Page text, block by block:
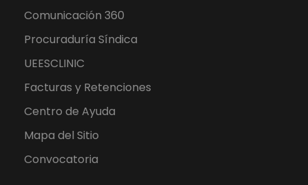
Comunicación 360
Procuraduría Síndica
UEESCLINIC
Facturas y Retenciones
Centro de Ayuda
Mapa del Sitio
Convocatoria